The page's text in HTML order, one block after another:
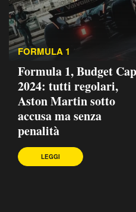
FORMULA 1
Formula 1, Budget Cap
2024: tutti regolari,
Aston Martin sotto
accusa ma senza
penalità
LEGGI